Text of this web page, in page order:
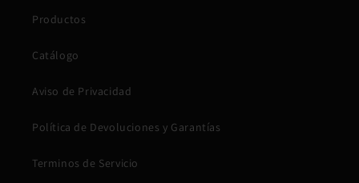
Productos
Catálogo
Aviso de Privacidad
Política de Devoluciones y Garantías
Terminos de Servicio